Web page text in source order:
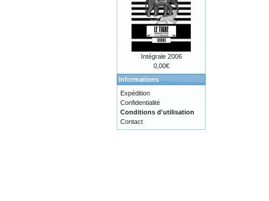
Intégrale 2006
0,00€
Informations
Expédition
Confidentialité
Conditions d'utilisation
Contact